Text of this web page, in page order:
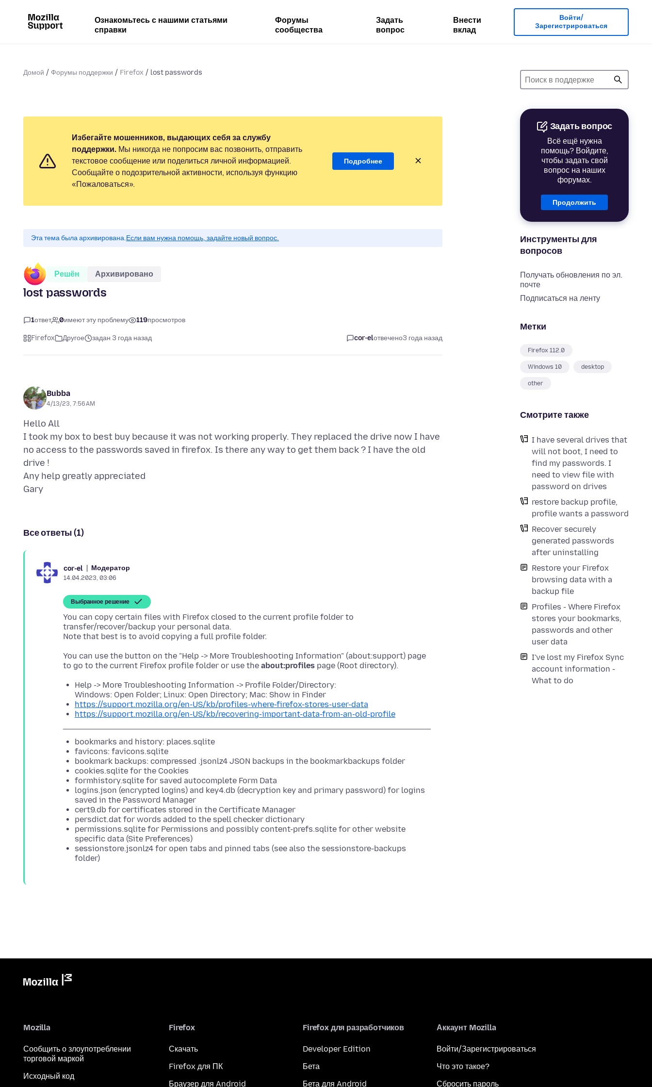
Ознакомьтесь с нашими статьями
справки
Форумы
сообщества
Задать
вопрос
Внести
вклад
Войти/
Зарегистрироваться
Домой Форумы поддержки Firefox lost passwords
Задать вопрос
Всё ещё нужна
помощь? Войдите,
чтобы задать свой
вопрос на наших
форумах.
Продолжить
Инструменты для
вопросов
Получать обновления по эл.
почте
Подписаться на ленту
Метки
Firefox 112.0
Windows 10 desktop
other
Смотрите также
I have several drives that
will not boot, I need to
find my passwords. I
need to view file with
password on drives
restore backup profile,
profile wants a password
Recover securely
generated passwords
after uninstalling
Restore your Firefox
browsing data with a
backup file
Profiles - Where Firefox
stores your bookmarks,
passwords and other
user data
I've lost my Firefox Sync
account information -
What to do
Избегайте мошенников, выдающих себя за службу
поддержки. Мы никогда не попросим вас позвонить, отправить
текстовое сообщение или поделиться личной информацией.
Сообщайте о подозрительной активности, используя функцию
«Пожаловаться».
Подробнее
Эта тема была архивирована.Если вам нужна помощь, задайте новый вопрос.
Решён Архивировано
lost passwords
1ответ 0имеют эту проблему 119просмотров
Firefox Другое задан 3 года назад cor-elотвечено3 года назад
Bubba
4/13/23, 7:56 AM
Hello All
I took my box to best buy because it was not working properly. They replaced the drive now I have
no access to the passwords saved in firefox. Is there any way to get them back ? I have the old
drive !
Any help greatly appreciated
Все ответы (1)
cor-el Модератор
14.04.2023, 03:06
Выбранное решение
You can copy certain files with Firefox closed to the current profile folder to
transfer/recover/backup your personal data.
You can use the button on the "Help -> More Troubleshooting Information" (about:support) page
to go to the current Firefox profile folder or use the about:profiles
Help -> More Troubleshooting Information -> Profile Folder/Directory:
Windows: Open Folder; Linux: Open Directory; Mac: Show in Finder
https://support.mozilla.org/en-US/kb/profiles-where-firefox-stores-user-data
https://support.mozilla.org/en-US/kb/recovering-important-data-from-an-old-profile
bookmarks and history: places.sqlite
favicons: favicons.sqlite
bookmark backups: compressed .jsonlz4 JSON backups in the bookmarkbackups folder
cookies.sqlite for the Cookies
formhistory.sqlite for saved autocomplete Form Data
logins.json (encrypted logins) and key4.db (decryption key and primary password) for logins
saved in the Password Manager
cert9.db for certificates stored in the Certificate Manager
persdict.dat for words added to the spell checker dictionary
permissions.sqlite for Permissions and possibly content-prefs.sqlite for other website
specific data (Site Preferences)
sessionstore.jsonlz4 for open tabs and pinned tabs (see also the sessionstore-backups
folder)
Mozilla
Сообщить о злоупотреблении
торговой маркой
Исходный код
Firefox
Скачать
Firefox для ПК
Браузер для Android
Firefox для разработчиков
Developer Edition
Бета
Бета для Android
Аккаунт Mozilla
Войти/Зарегистрироваться
Что это такое?
Сбросить пароль